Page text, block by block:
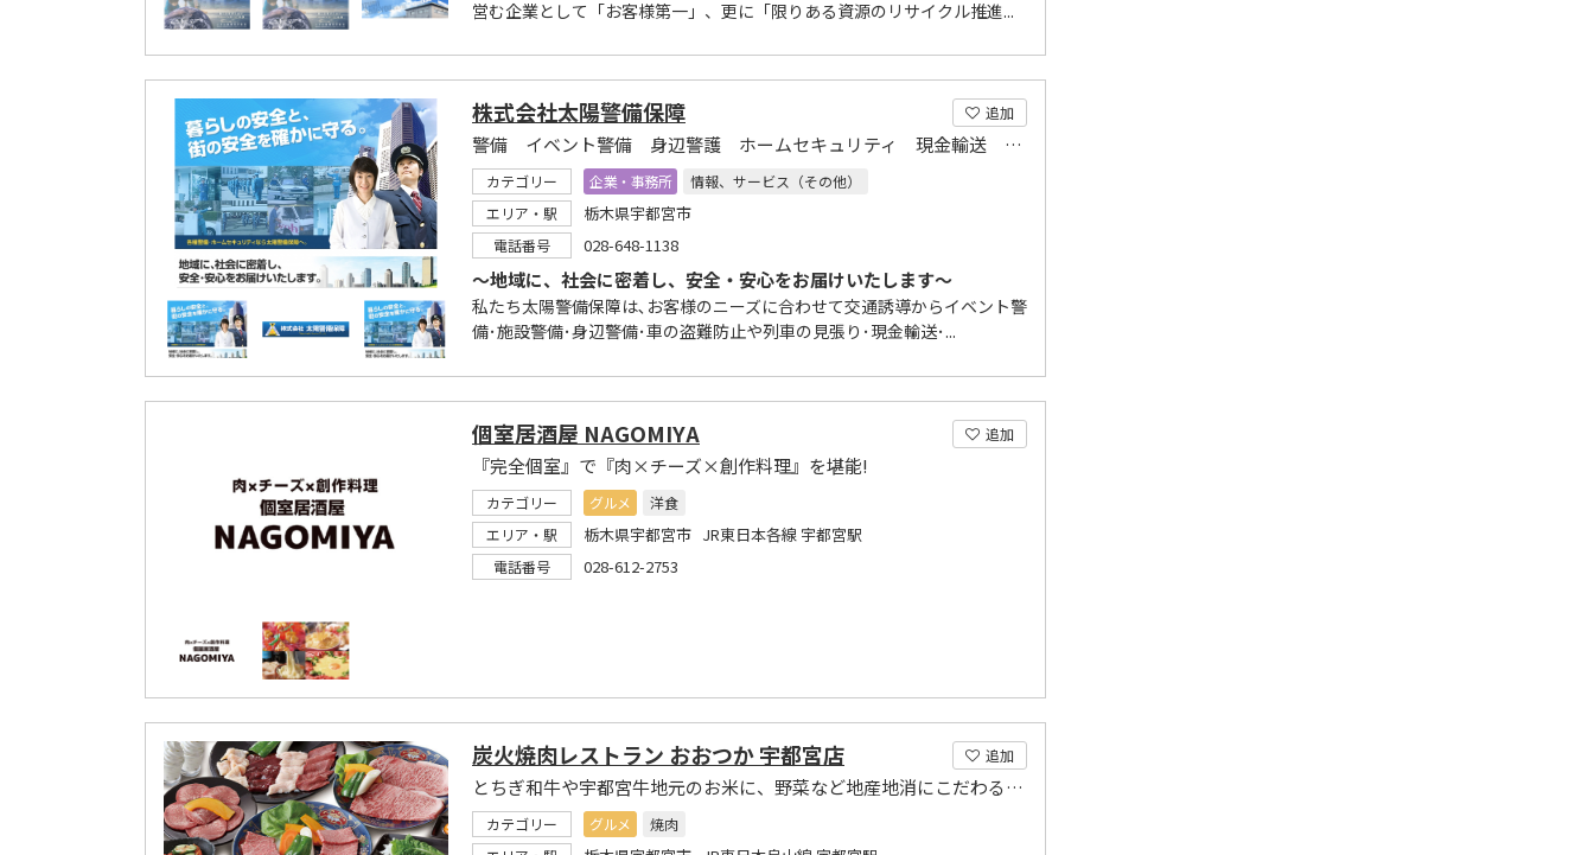
営む企業として「お客様第一」、更に「限りある資源のリサイクル推進...
追加
株式会社太陽警備保障
警備 イベント警備 身辺警護 ホームセキュリティ 現金輸送 交通誘導
カテゴリー 企業・事務所
情報、サービス（その他）
エリア・駅
栃木県宇都宮市
電話番号 028-648-1138
～地域に、社会に密着し、安全・安心をお届けいたします～
私たち太陽警備保障は､お客様のニーズに合わせて交通誘導からイベント警
備･施設警備･身辺警備･車の盗難防止や列車の見張り･現金輸送･...
追加
個室居酒屋 NAGOMIYA
『完全個室』で『肉×チーズ×創作料理』を堪能!
カテゴリー グルメ
洋食
エリア・駅
栃木県宇都宮市 JR東日本各線 宇都宮駅
電話番号 028-612-2753
追加
炭火焼肉レストラン おおつか 宇都宮店
とちぎ和牛や宇都宮牛地元のお米に、野菜など地産地消にこだわる焼肉店
カテゴリー グルメ
焼肉